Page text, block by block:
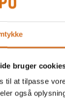
bruger
til at tilpasse
også
På messen
På messen